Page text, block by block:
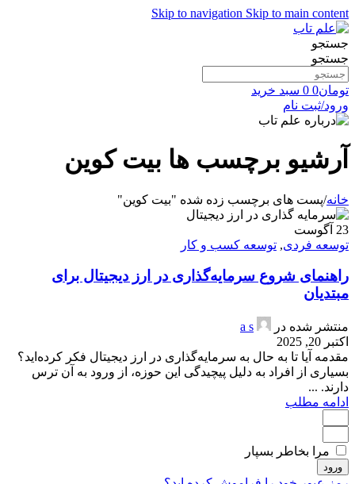
Skip to navigation Skip to main content
جستجو
جستجو
تومان0
0 سبد خرید
ورود/ثبت نام
آرشیو برچسب ها بیت کوین
خانه/پست های برچسب زده شده "بیت کوین"
23 آگوست
توسعه فردی, توسعه کسب و کار
راهنمای شروع سرمایه‌گذاری در ارز دیجیتال برای
مبتدیان
منتشر شده در
a s
اکتبر 20, 2025
مقدمه آیا تا به حال به سرمایه‌گذاری در ارز دیجیتال فکر کرده‌اید؟
بسیاری از افراد به دلیل پیچیدگی این حوزه، از ورود به آن ترس
دارند. ...
ادامه مطلب
مرا بخاطر بسپار
ورود